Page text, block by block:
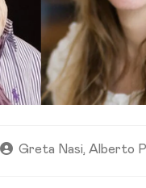
Greta Nasi, Alberto